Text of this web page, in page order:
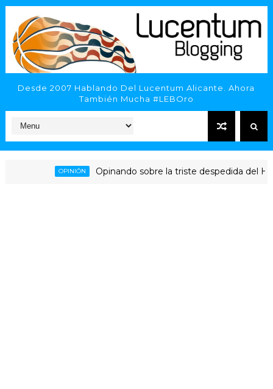
Desde 2007 Hablando Del Lucentum Alicante. Ahora
También Mucha #LEBOro
Opinando sobre la triste despedida del HLA